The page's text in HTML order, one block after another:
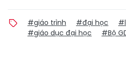
#giáo trình #đại học
#giáo dục đại học
#Bộ